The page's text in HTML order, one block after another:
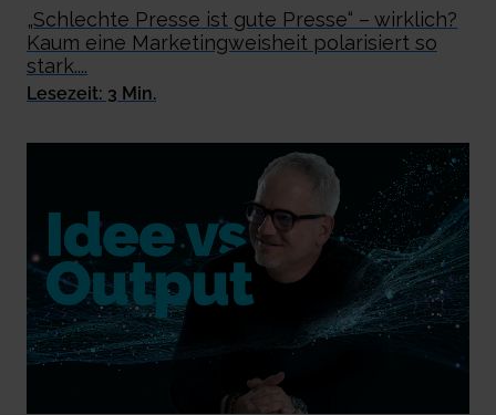
„Schlechte Presse ist gute Presse“ – wirklich?
Kaum eine Marketingweisheit polarisiert so
stark....
Lesezeit: 3 Min.